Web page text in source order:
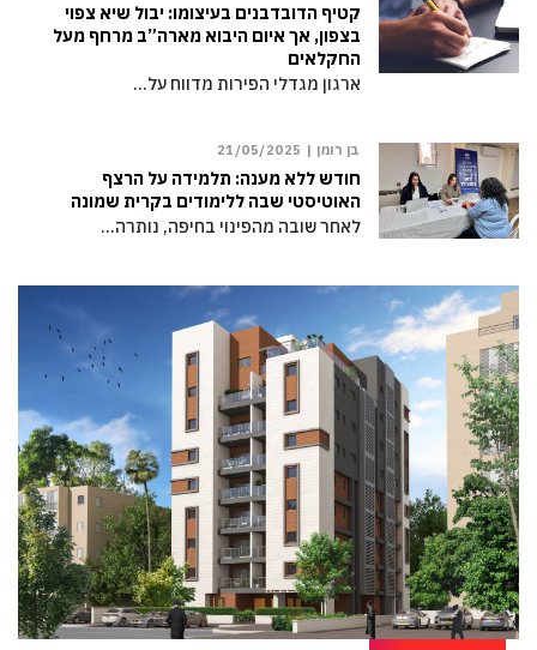
קטיף הדובדבנים בעיצומו: יבול שיא צפוי
בצפון, אך איום היבוא מארה”ב מרחף מעל
החקלאים
ארגון מגדלי הפירות מדווח על…
בן רומן | 21/05/2025
חודש ללא מענה: תלמידה על הרצף
האוטיסטי שבה ללימודים בקרית שמונה
לאחר שובה מהפינוי בחיפה, נותרה…